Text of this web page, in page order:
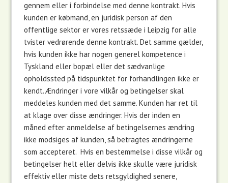
gennem eller i forbindelse med denne kontrakt. Hvis
kunden er købmand, en juridisk person af den
offentlige sektor er vores retssæde i Leipzig for alle
tvister vedrørende denne kontrakt.Det samme gælder,
hvis kunden ikke har nogen generel kompetence i
Tyskland eller bopæl eller det sædvanlige
opholdssted på tidspunktet for forhandlingen ikke er
kendt.Ændringer i vore vilkår og betingelser skal
meddeles kunden med det samme.Kunden har ret til
at klage over disse ændringer.Hvis der inden en
måned efter anmeldelse af ​​betingelsernes ændring
ikke modsiges af kunden, så betragtes ændringerne
som accepteret. Hvis en bestemmelse i disse vilkår og
betingelser helt eller delvis ikke skulle være juridisk
effektiv eller miste dets retsgyldighed senere,